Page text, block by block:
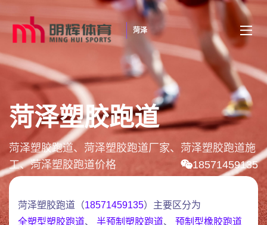
菏泽
菏泽塑胶跑道
菏泽塑胶跑道、菏泽塑胶跑道厂家、菏泽塑胶跑道施
工、菏泽塑胶跑道价格
18571459135
菏泽塑胶跑道（18571459135）主要区分为
全塑型塑胶跑道、 半预制塑胶跑道、 预制型橡胶跑道